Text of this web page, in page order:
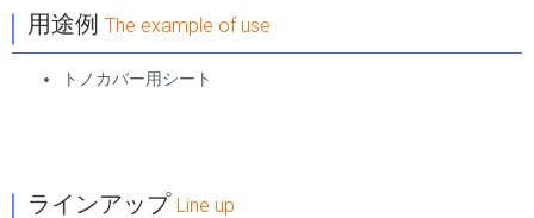
用途例 The example of use
トノカバー用シート
ラインアップ Line up